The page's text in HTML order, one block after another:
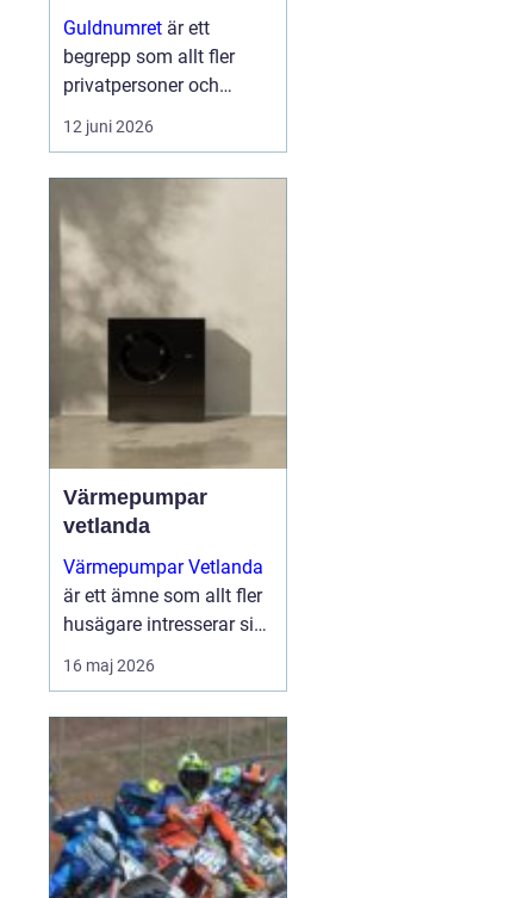
göra för dig
Guldnumret är ett
begrepp som allt fler
privatpersoner och
företag får upp ögonen
för när de vill sticka ut,
vardagstelefoni. Genom
tjänste...
12 juni 2026
Värmepumpar
vetlanda
Värmepumpar Vetlanda
är ett ämne som allt fler
husägare intresserar sig
för när energipriserna
ökar och kraven på
tydligare. Genom att
utnyttja lagrad solen...
16 maj 2026